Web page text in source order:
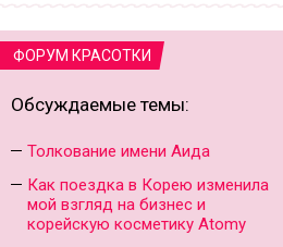
ФОРУМ КРАСОТКИ
Обсуждаемые темы:
Толкование имени Аида
Как поездка в Корею изменила
мой взгляд на бизнес и
корейскую косметику Atomy